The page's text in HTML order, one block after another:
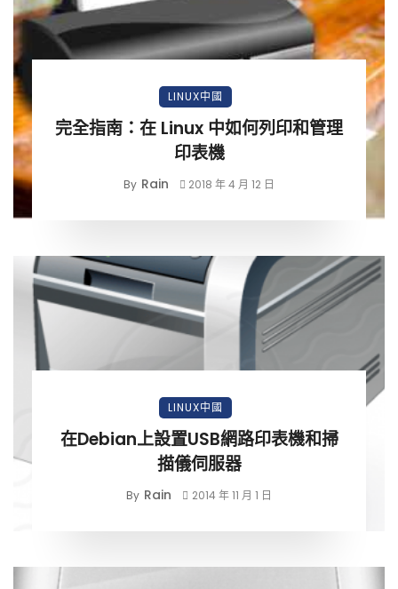
LINUX中國
完全指南：在 Linux 中如何列印和管理
印表機
By Rain 2018 年 4 月 12 日
LINUX中國
在Debian上設置USB網路印表機和掃
描儀伺服器
By Rain 2014 年 11 月 1 日